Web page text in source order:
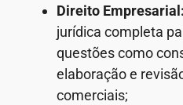
Direito Empresarial:
jurídica completa
questões como
elaboração e
comerciais;